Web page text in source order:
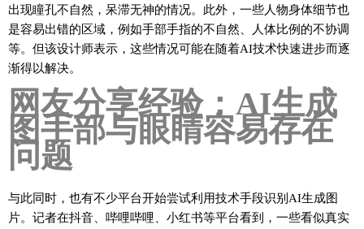
出现瞳孔不自然，呆滞无神的情况。此外，一些人物身体细节也
是容易出错的区域，例如手部手指的不自然、人体比例的不协调
等。但该设计师表示，这些情况可能在随着AI技术快速进步而逐
渐得以解决。
网友分享经验：AI生成
图手部与眼睛容易存在
问题
与此同时，也有不少平台开始尝试利用技术手段识别AI生成图
片。记者在抖音、哔哩哔哩、小红书等平台看到，一些看似真实